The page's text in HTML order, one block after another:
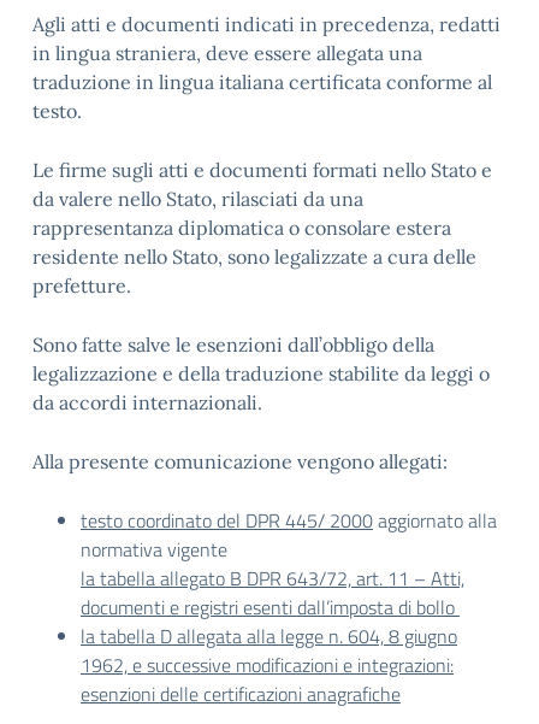
Agli atti e documenti indicati in precedenza, redatti
in lingua straniera, deve essere allegata una
traduzione in lingua italiana certificata conforme al
testo.
Le firme sugli atti e documenti formati nello Stato e
da valere nello Stato, rilasciati da una
rappresentanza diplomatica o consolare estera
residente nello Stato, sono legalizzate a cura delle
prefetture.
Sono fatte salve le esenzioni dall’obbligo della
legalizzazione e della traduzione stabilite da leggi o
da accordi internazionali.
Alla presente comunicazione vengono allegati:
testo coordinato del DPR 445/ 2000aggiornato alla
normativa vigente
la tabella allegato B DPR 643/72, art. 11 – Atti,
documenti e registri esenti dall’imposta di bollo
la tabella D allegata alla legge n. 604, 8 giugno
1962, e successive modificazioni e integrazioni:
esenzioni delle certificazioni anagrafiche